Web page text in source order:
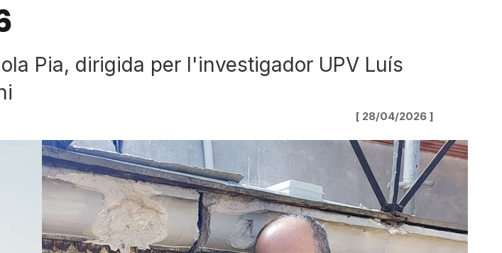
Pia, dirigida per l'investigador UPV Luís
[ 28/04/2026 ]